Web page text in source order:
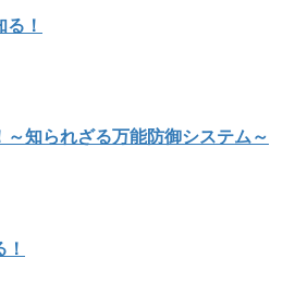
！
～知られざる万能防御システム～